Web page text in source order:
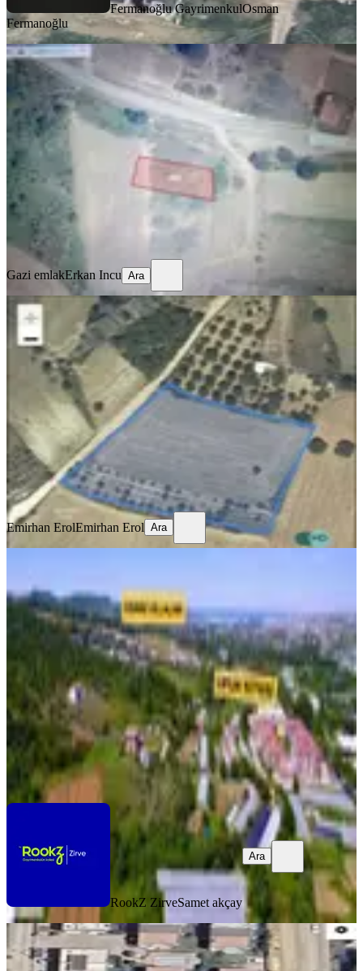
Fermanoğlu GayrimenkulOsman
Fermanoğlu
""gazi Emlak""imarlı 688 M2
Kadıköy Deniz Manz Asfalta 1 Parsel
Merkez, Merkez Mahallesi
·7.994/m² ·31.07.2026
5.500.000 ₺
Gazi emlak Erkan Incu
Ara
Gazi emlakErkan Incu Ara
Sahibinden Yalova Sugören Köyünde
Sahibinden Satılık Tarla
Merkez, Sugören Köyü
1300 m²·4.038/m²·13.11.2024
5.250.000 ₺
Emirhan ErolEmirhan Erol
Ara
Emirhan ErolEmirhan Erol Ara
Arsa - 553 M² Manzaralı
Merkez, Merkez Mahallesi
553 m²·10.217/m² ·28.06.2026
5.650.000 ₺
RookZ ZirveSamet akçay
Ara
RookZ ZirveSamet akçay
Ara
Ali Şener Caddesi Üzeri Yatırımlık
Ticari + Konut İmarlı Arsa